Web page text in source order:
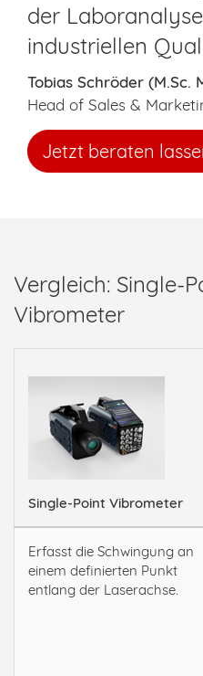
der
industriellen
Tobias Schröder (M.Sc.
Head of Sales &
Jetzt beraten
Vergleich: Single-
Vibrometer
Single-Point Vibrometer
Erfasst die Schwingung an
einem definierten Punkt
entlang der Laserachse.